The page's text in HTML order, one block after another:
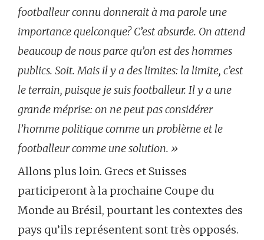
footballeur connu donnerait à ma parole une
importance quelconque? C’est absurde. On attend
beaucoup de nous parce qu’on est des hommes
publics. Soit. Mais il y a des limites: la limite, c’est
le terrain, puisque je suis footballeur. Il y a une
grande méprise: on ne peut pas considérer
l’homme politique comme un problème et le
footballeur comme une solution. »
Allons plus loin. Grecs et Suisses
participeront à la prochaine Coupe du
Monde au Brésil, pourtant les contextes des
pays qu’ils représentent sont très opposés.